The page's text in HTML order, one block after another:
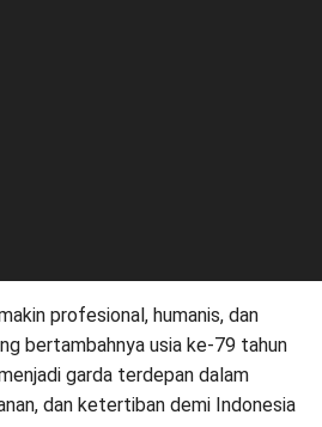
profesional, humanis, dan
bertambahnya usia ke-79 tahun
garda terdepan dalam
dan ketertiban demi Indonesia